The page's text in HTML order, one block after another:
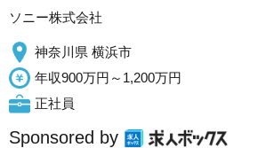
ソニー株式会社
神奈川県 横浜市
年収900万円～1,200万円
正社員
Sponsored by